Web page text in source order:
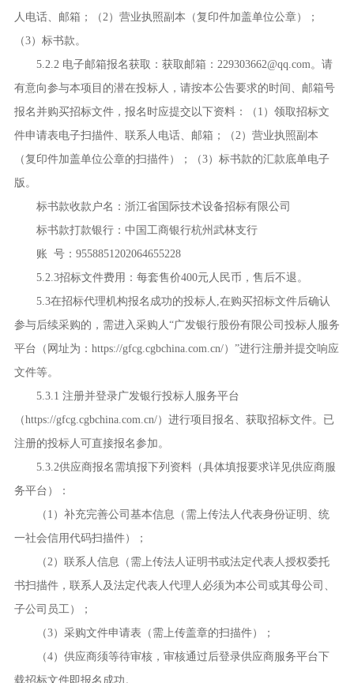
人电话、邮箱；（2）营业执照副本（复印件加盖单位公章）；
（3）标书款。
5.2.2 电子邮箱报名获取：获取邮箱： 229303662@qq.com。请
有意向参与本项目的潜在投标人，请按本公告要求的时间、邮箱号
报名并购买招标文件，报名时应提交以下资料：（ 1 ）领取招标文
件申请表电子扫描件、联系人电话、邮箱；（2）营业执照副本
（复印件加盖单位公章的扫描件）；（3）标书款的汇款底单电子
版。
标书款收款户名：浙江省国际技术设备招标有限公司
标书款打款银行：中国工商银行杭州武林支行
账 号： 9558851202064655228
5.2.3招标文件费用：每套售价400元人民币，售后不退。
5.3在招标代理机构报名成功的投标人 ,在购买招标文件后确认
参与后续采购的，需进入采购人“广发银行股份有限公司投标人服务
平台（网址为： https://gfcg.cgbchina.com.cn/） ”进行注册并提交响应
文件等。
5.3.1 注册并登录广发银行投标人服务平台
（https://gfcg.cgbchina.com.cn/）进行项目报名、获取招标文件。已
注册的投标人可直接报名参加。
5.3.2供应商报名需填报下列资料（具体填报要求详见供应商服
务平台 ）：
（ 1 ）补充完善公司基本信息（需上传法人代表身份证明、统
一社会信用代码扫描件）；
（2）联系人信息（需上传法人证明书或法定代表人授权委托
书扫描件，联系人及法定代表人代理人必须为本公司或其母公司、
子公司员工）；
（3）采购文件申请表（需上传盖章的扫描件）；
（4）供应商须等待审核，审核通过后登录供应商服务平台下
载招标文件即报名成功。